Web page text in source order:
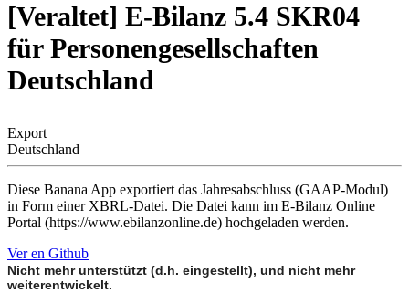
[Veraltet] E-Bilanz 5.4 SKR04
für Personengesellschaften
Deutschland
Export
Deutschland
Diese Banana App exportiert das Jahresabschluss (GAAP-Modul)
in Form einer XBRL-Datei. Die Datei kann im E-Bilanz Online
Portal (https://www.ebilanzonline.de) hochgeladen werden.
Ver en Github
Nicht mehr unterstützt (d.h. eingestellt), und nicht mehr
weiterentwickelt.